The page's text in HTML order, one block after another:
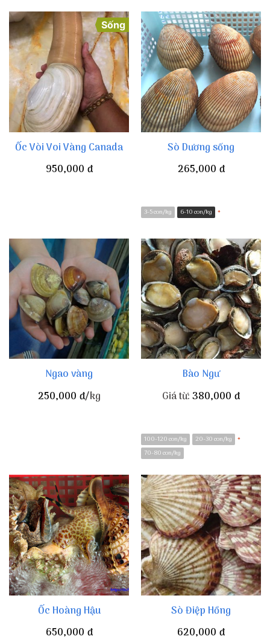
Sống
Ốc Vòi Voi Vàng Canada
950,000 đ
Sò Dương sống
265,000 đ
3-5 con/kg 6-10 con/kg *
Ngao vàng
250,000 đ/kg
Bào Ngư
Giá từ:380,000 đ
100-120 con/kg
20-30 con/kg
70-80 con/kg
*
Ốc Hoàng Hậu
650,000 đ
Sò Điệp Hồng
620,000 đ